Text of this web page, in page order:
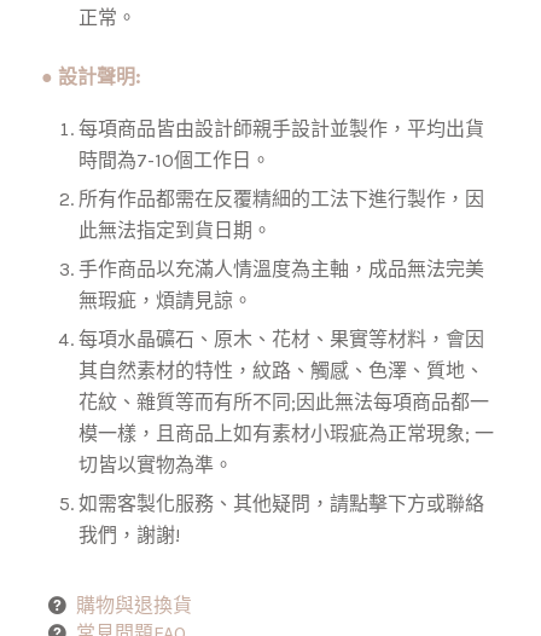
正常。
● 設計聲明:
每項商品皆由設計師親手設計並製作，平均出貨
時間為7-10個工作日。
所有作品都需在反覆精細的工法下進行製作，因
此無法指定到貨日期。
手作商品以充滿人情溫度為主軸，成品無法完美
無瑕疵，煩請見諒。
每項水晶礦石、原木、花材、果實等材料，會因
其自然素材的特性，紋路、觸感、色澤、質地、
花紋、雜質等而有所不同;因此無法每項商品都一
模一樣，且商品上如有素材小瑕疵為正常現象; 一
切皆以實物為準。
如需客製化服務、其他疑問，請點擊下方或聯絡
我們，謝謝!
購物與退換貨